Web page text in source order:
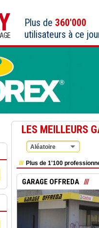
Plus de 360'000
utilisateurs à ce
LES MEILLEURS
Aléatoire
Plus de 1'100
GARAGE OFFREDA